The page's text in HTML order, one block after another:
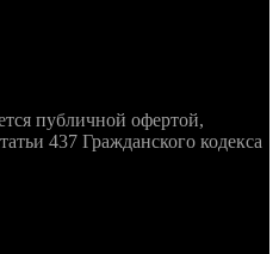
публичной офертой,
437 Гражданского кодекса